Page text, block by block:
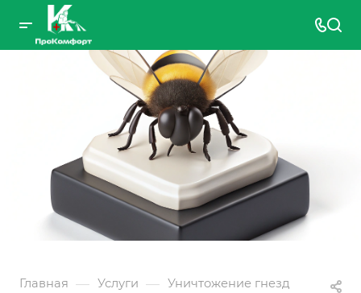
Главная — Услуги — Уничтожение гнезд